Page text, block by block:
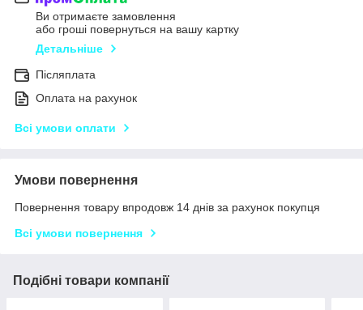
Ви отримаєте замовлення
або гроші повернуться на вашу картку
Детальніше
Післяплата
Оплата на рахунок
Всі умови оплати
Умови повернення
Повернення товару впродовж 14 днів за рахунок покупця
Всі умови повернення
Подібні товари компанії